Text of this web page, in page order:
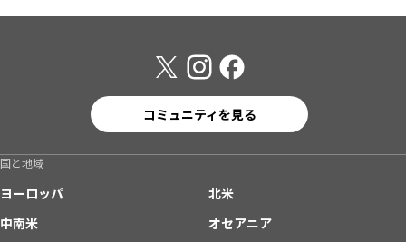
コミュニティを見る
国と地域
ヨーロッパ
北米
中南米
オセアニア